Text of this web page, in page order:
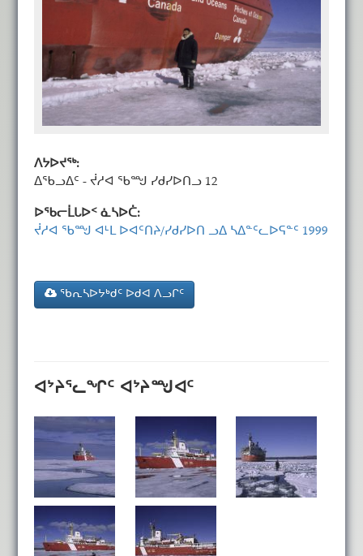
ᐱᔭᐅᔪᖅ:
ᐃᖃᓗᐃᑦ - ᔫᓱᐊ ᖃᙳ ᓯᑯᓯᐅᑎᓗ 12
ᐅᖃᓕᒫᒐᐅᑉ ᓈᓴᐅᑖ:
ᔫᓱᐊ ᖃᙳ ᐊᒻᒪ ᐅᐊᑦᑎᔨ/ᓯᑯᓯᐅᑎ ᓗᐃ ᓴᐃᓐᑦᓚᐅᕋᓐᑦ 1999
ᖃᕆᓴᐅᔭᒃᑯᑦ ᐅᑯᐊ ᐱᓗᒋᑦ
ᐊᔾᔨᕐᓚᖏᑦ ᐊᔾᔨᙳᐊᑦ